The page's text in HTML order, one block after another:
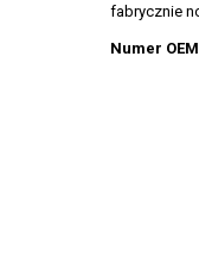
fabrycznie
Numer